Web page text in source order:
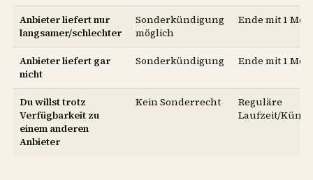
Anbieter liefert nur
langsamer/schlechter
Sonderkündigung
möglich
Ende mit 1
Anbieter liefert gar
nicht
Sonderkündigung Ende mit 1
Du willst trotz
Verfügbarkeit zu
einem anderen
Anbieter
Kein Sonderrecht
Reguläre
Laufzeit/